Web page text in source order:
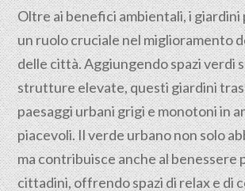
Oltre ai benefici ambientali, i giardini
un ruolo cruciale nel miglioramento
delle città. Aggiungendo spazi verdi
strutture elevate, questi giardini
paesaggi urbani grigi e monotoni in
piacevoli. Il verde urbano non solo
ma contribuisce anche al benessere
cittadini, offrendo spazi di relax e di